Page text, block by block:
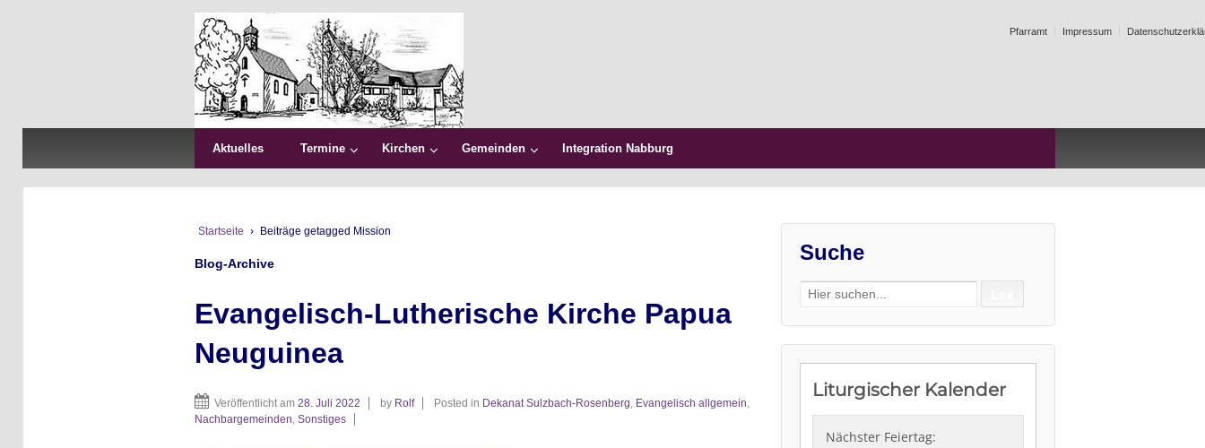
Pfarramt Impressum
Aktuelles Termine Kirchen Gemeinden Integration Nabburg
Startseite › Beiträge getagged Mission
Blog-Archive
Evangelisch-Lutherische Kirche Papua
Neuguinea
Veröffentlicht am 28. Juli 2022 by Rolf Posted in Dekanat Sulzbach-Rosenberg, Evangelisch allgemein,
Nachbargemeinden, Sonstiges
Suche
Search